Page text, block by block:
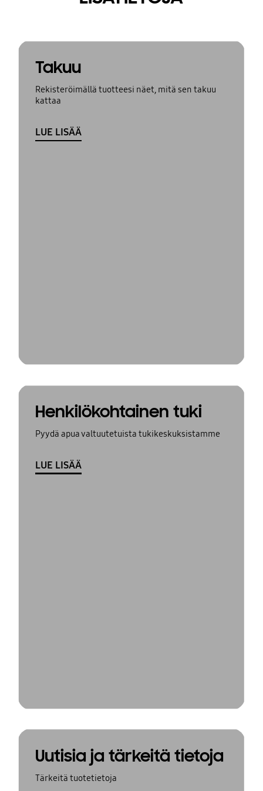
Takuu
Rekisteröimällä tuotteesi näet, mitä sen takuu
kattaa
LUE LISÄÄ
Henkilökohtainen tuki
Pyydä apua valtuutetuista tukikeskuksistamme
LUE LISÄÄ
Uutisia ja tärkeitä tietoja
Tärkeitä tuotetietoja